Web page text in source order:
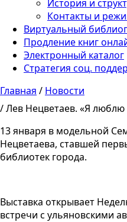
История и
Контакты и
Виртуальный
Продление книг
Электронный каталог
Стратегия соц.
Вы здесь
Главная / Новости
/ Лев Нецветаев. «Я люблю
13 января в модельной
Нецветаева, ставшей
библиотек города.
Выставка открывает
встречи с ульяновскими